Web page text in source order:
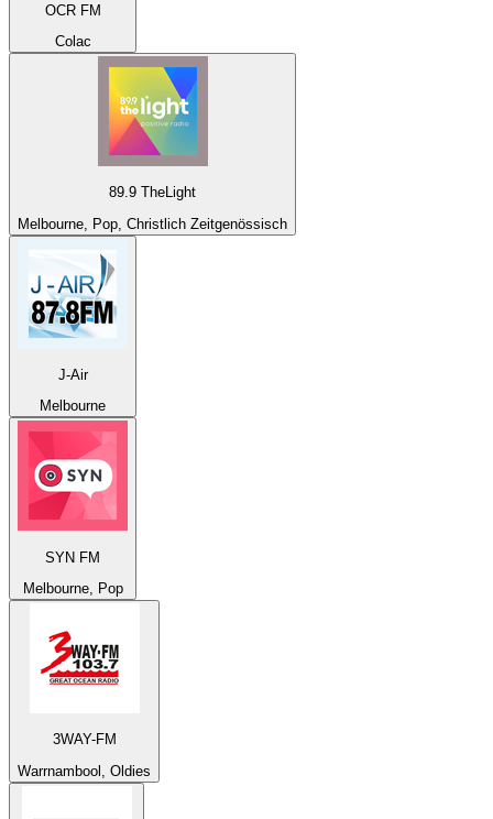
OCR FM
Colac
89.9 TheLight
Melbourne, Pop, Christlich Zeitgenössisch
J-Air
Melbourne
SYN FM
Melbourne, Pop
3WAY-FM
Warrnambool, Oldies